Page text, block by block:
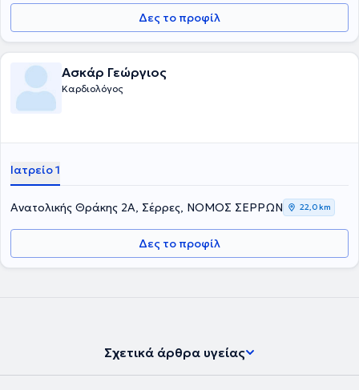
Δες το προφίλ
Ασκάρ Γεώργιος
Καρδιολόγος
Ιατρείο 1
Ανατολικής Θράκης 2Α, Σέρρες, ΝΟΜΟΣ ΣΕΡΡΩΝ 22,0 km
Δες το προφίλ
Σχετικά άρθρα υγείας